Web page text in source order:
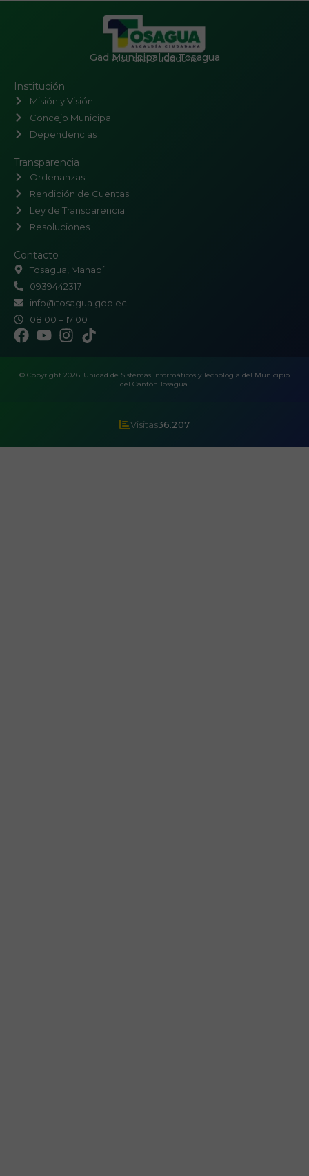
Gad Municipal de Tosagua
Alcaldía Ciudadana
Institución
Misión y Visión
Concejo Municipal
Dependencias
Transparencia
Ordenanzas
Rendición de Cuentas
Ley de Transparencia
Resoluciones
Contacto
Tosagua, Manabí
0939442317
info@tosagua.gob.ec
08:00 – 17:00
© Copyright 2026. Unidad de Sistemas Informáticos y Tecnología del Municipio
del Cantón Tosagua.
Visitas36.207